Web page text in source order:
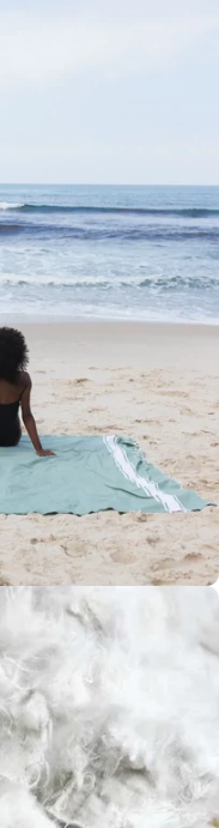
Dimensions
généreuses